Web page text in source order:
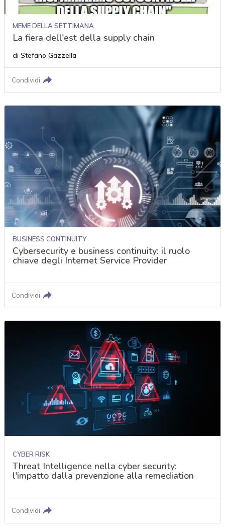
MEME DELLA SETTIMANA
La fiera dell'est della supply chain
di Stefano Gazzella
Condividi
BUSINESS CONTINUITY
Cybersecurity e business continuity: il ruolo
chiave degli Internet Service Provider
Condividi
CYBER RISK
Threat Intelligence nella cyber security:
l'impatto dalla prevenzione alla remediation
Condividi